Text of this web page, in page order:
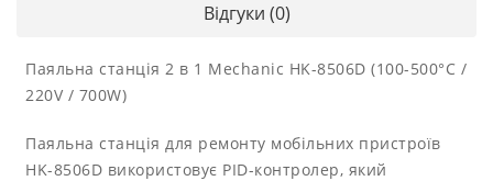
Відгуки (0)
Паяльна станція 2 в 1 Mechanic HK-8506D (100-500°C /
220V / 700W)
Паяльна станція для ремонту мобільних пристроїв
HK-8506D використовує PID-контролер, який